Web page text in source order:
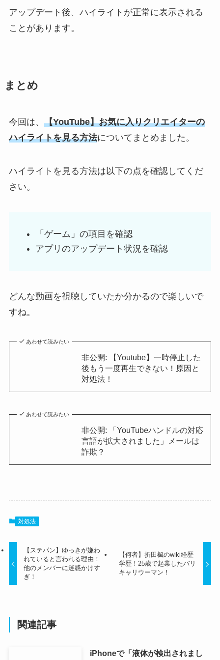
アップデート後、ハイライトが正常に表示される
ことがあります。
まとめ
今回は、 【YouTube】お気に入りクリエイターの
ハイライトを見る方法についてまとめました。
ハイライトを見る方法は以下の点を確認してくだ
さい。
「ゲーム」の項目を確認
アプリのアップデート状況を確認
どんな動画を視聴していたか分かるので楽しいで
すね。
あわせて読みたい
非公開: 【Youtube】一時停止した
後もう一度再生できない！原因と
対処法！
あわせて読みたい
非公開: 「YouTubeハンドルの対応
言語が拡大されました」メールは
詐欺？
対処法
【ステパン】ゆっきが嫌わ
れていると言われる理由！
他のメンバーに迷惑かけす
ぎ！
【何者】折田楓のwiki経歴
学歴！25歳で起業したバリ
キャリウーマン！
関連記事
iPhoneで「液体が検出されまし